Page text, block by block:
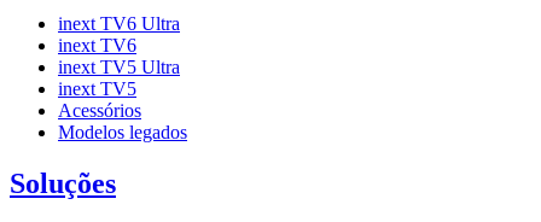
inext TV6 Ultra
inext TV6
inext TV5 Ultra
inext TV5
Acessórios
Modelos legados
Soluções